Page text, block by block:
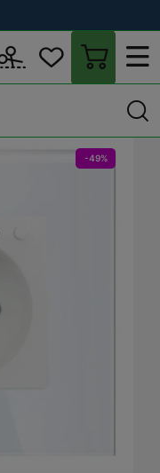
Osprzęt elektryczny i
-49%